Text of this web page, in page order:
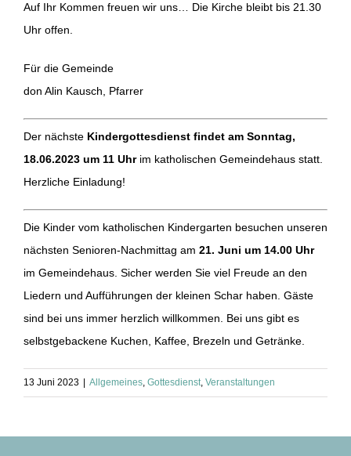
Auf Ihr Kommen freuen wir uns… Die Kirche bleibt bis 21.30
Uhr offen.
Für die Gemeinde
don Alin Kausch, Pfarrer
Der nächste Kindergottesdienst findet am Sonntag,
18.06.2023 um 11 Uhrim katholischen Gemeindehaus statt.
Herzliche Einladung!
Die Kinder vom katholischen Kindergarten besuchen unseren
nächsten Senioren-Nachmittag am 21. Juni um 14.00 Uhr
im Gemeindehaus. Sicher werden Sie viel Freude an den
Liedern und Aufführungen der kleinen Schar haben. Gäste
sind bei uns immer herzlich willkommen. Bei uns gibt es
selbstgebackene Kuchen, Kaffee, Brezeln und Getränke.
13 Juni 2023 Allgemeines, Gottesdienst, Veranstaltungen